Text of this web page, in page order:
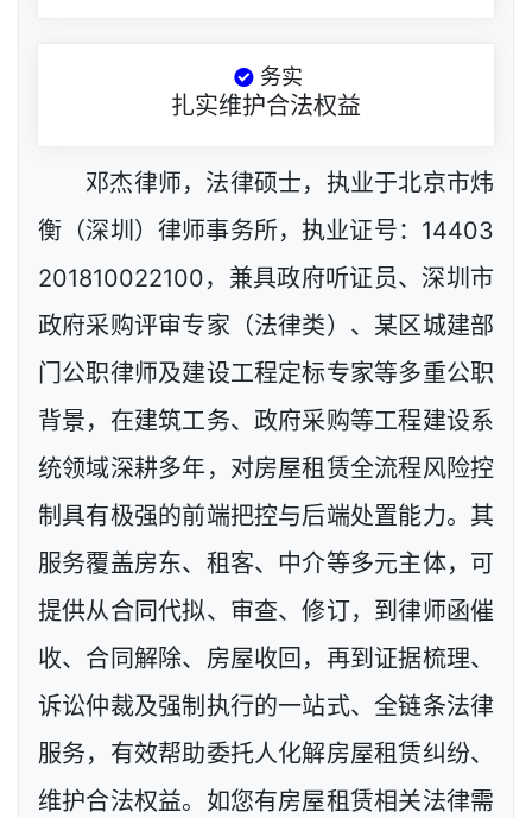
务实
扎实维护合法权益
邓杰律师，法律硕士，执业于北京市炜
衡（深圳）律师事务所，执业证号：14403
201810022100，兼具政府听证员、深圳市
政府采购评审专家（法律类）、某区城建部
门公职律师及建设工程定标专家等多重公职
背景，在建筑工务、政府采购等工程建设系
统领域深耕多年，对房屋租赁全流程风险控
制具有极强的前端把控与后端处置能力。其
服务覆盖房东、租客、中介等多元主体，可
提供从合同代拟、审查、修订，到律师函催
收、合同解除、房屋收回，再到证据梳理、
诉讼仲裁及强制执行的一站式、全链条法律
服务，有效帮助委托人化解房屋租赁纠纷、
维护合法权益。如您有房屋租赁相关法律需